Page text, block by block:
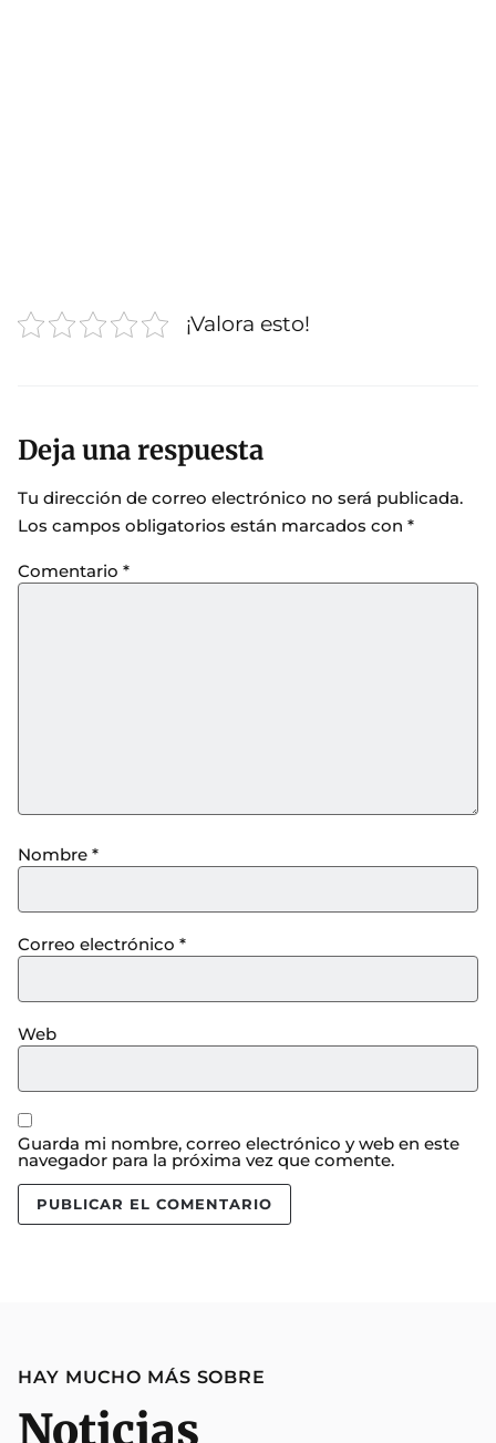
¡Valora esto!
Deja una respuesta
Tu dirección de correo electrónico no será publicada.
Los campos obligatorios están marcados con *
Comentario *
Nombre *
Correo electrónico *
Web
Guarda mi nombre, correo electrónico y web en este
navegador para la próxima vez que comente.
HAY MUCHO MÁS SOBRE
Noticias